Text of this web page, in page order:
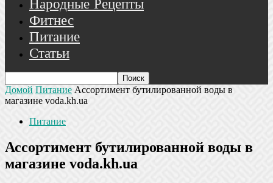
Народные Рецепты
Фитнес
Питание
Статьи
Домой Питание Ассортимент бутилированной воды в
магазине voda.kh.ua
Питание
Ассортимент бутилированной воды в
магазине voda.kh.ua